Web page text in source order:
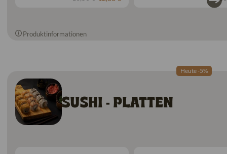
Produktinformationen
Heute -5%
SUSHI - PLATTEN